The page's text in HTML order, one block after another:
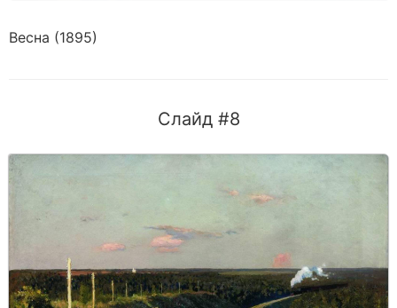
Весна (1895)
Слайд #8